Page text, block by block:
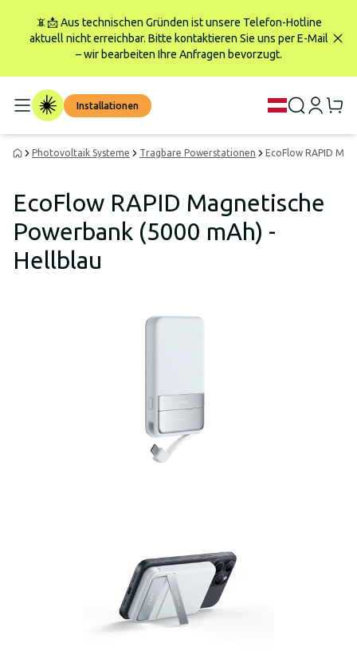
📵📩 Aus technischen Gründen ist unsere Telefon-Hotline
aktuell nicht erreichbar. Bitte kontaktieren Sie uns per E-Mail
– wir bearbeiten Ihre Anfragen bevorzugt.
Installationen
Photovoltaik Systeme Tragbare Powerstationen EcoFlow RAPID
EcoFlow RAPID Magnetische
Powerbank (5000 mAh) -
Hellblau